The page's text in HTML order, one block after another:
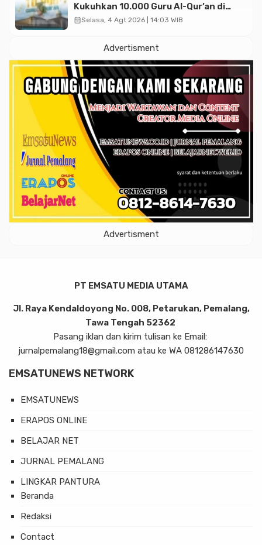
Kukuhkan 10.000 Guru Al-Qur’an di
Masjid Istiqlal
calendar_monthSelasa, 4 Agt 2026 | 14:03 WIB
Advertisment
Advertisment
PT EMSATU MEDIA UTAMA
Jl. Raya Kendaldoyong No. 008, Petarukan, Pemalang,
Tawa Tengah 52362
Pasang iklan dan kirim tulisan ke Email:
jurnalpemalang18@gmail.com atau ke WA 081286147630
EMSATUNEWS NETWORK
EMSATUNEWS
ERAPOS ONLINE
BELAJAR NET
JURNAL PEMALANG
LINGKAR PANTURA
Beranda
Redaksi
Contact